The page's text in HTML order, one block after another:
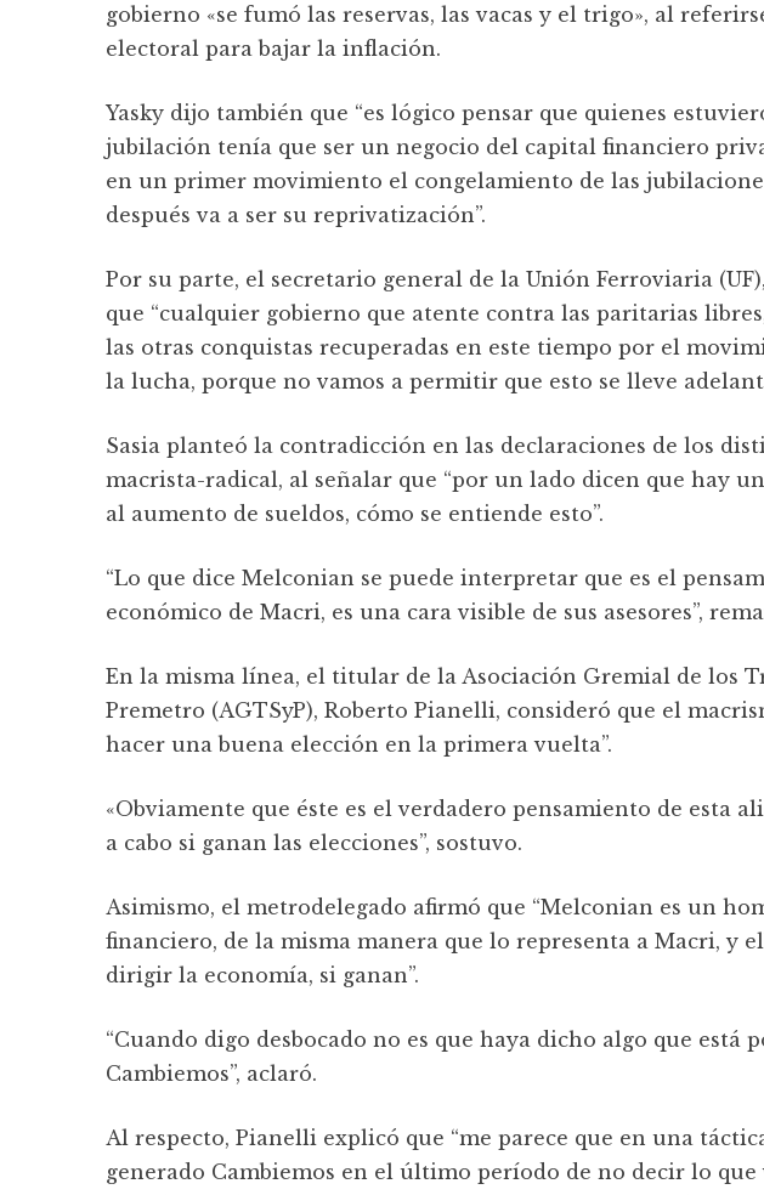
gobierno «se fumó las reservas, las vacas y el trigo», al
electoral para bajar la inflación.
Yasky dijo también que “es lógico pensar que quienes
jubilación tenía que ser un negocio del capital financiero
en un primer movimiento el congelamiento de las
después va a ser su reprivatización”.
Por su parte, el secretario general de la Unión Ferroviaria
que “cualquier gobierno que atente contra las paritarias
las otras conquistas recuperadas en este tiempo por el
la lucha, porque no vamos a permitir que esto se lleve
Sasia planteó la contradicción en las declaraciones de los
macrista-radical, al señalar que “por un lado dicen que hay
al aumento de sueldos, cómo se entiende esto”.
“Lo que dice Melconian se puede interpretar que es el
económico de Macri, es una cara visible de sus asesores”,
En la misma línea, el titular de la Asociación Gremial de los
Premetro (AGTSyP), Roberto Pianelli, consideró que el
hacer una buena elección en la primera vuelta”.
«Obviamente que éste es el verdadero pensamiento de esta
a cabo si ganan las elecciones”, sostuvo.
Asimismo, el metrodelegado afirmó que “Melconian es un
financiero, de la misma manera que lo representa a Macri, y
dirigir la economía, si ganan”.
“Cuando digo desbocado no es que haya dicho algo que está
Cambiemos”, aclaró.
Al respecto, Pianelli explicó que “me parece que en una
generado Cambiemos en el último período de no decir lo que